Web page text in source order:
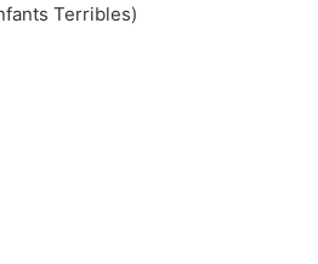
Terribles)